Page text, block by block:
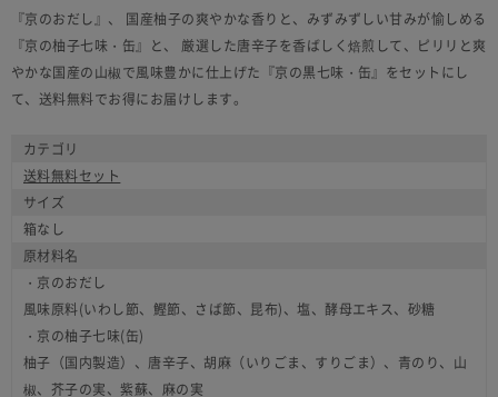
『京のおだし』、 国産柚子の爽やかな香りと、みずみずしい甘みが愉しめる
『京の柚子七味・缶』と、 厳選した唐辛子を香ばしく焙煎して、ピリリと爽
やかな国産の山椒で風味豊かに仕上げた『京の黒七味・缶』をセットにし
て、送料無料でお得にお届けします。
カテゴリ
送料無料セット
サイズ
箱なし
原材料名
・京のおだし
風味原料(いわし節、鰹節、さば節、昆布)、塩、酵母エキス、砂糖
・京の柚子七味(缶)
柚子（国内製造）、唐辛子、胡麻（いりごま、すりごま）、青のり、山
椒、芥子の実、紫蘇、麻の実